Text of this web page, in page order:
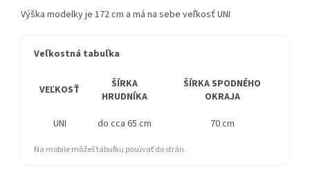
Výška modelky je 172 cm a má na sebe veľkosť UNI
Veľkostná tabuľka
VEĽKOSŤ
ŠÍRKA
HRUDNÍKA
ŠÍRKA SPODNÉHO
OKRAJA
UNI do cca 65 cm 70 cm
Na mobile môžeš tabuľku posúvať do strán.